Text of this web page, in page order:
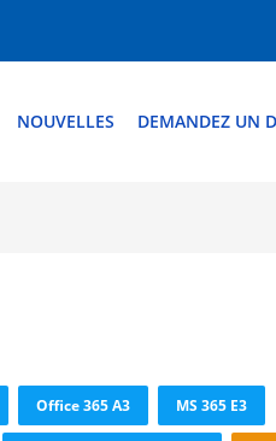
NOUVELLES DEMANDEZ UN
Office 365 A3 MS 365 E3